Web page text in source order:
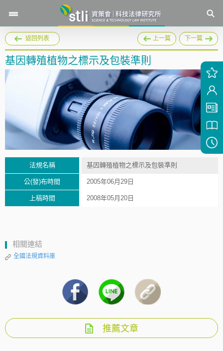
返回列表 上一篇 下一篇
基因轉殖植物之標示及包裝準則
法規名稱 基因轉殖植物之標示及包裝準則
公(發)布時間 2005年06月29日
上稿時間 2008年05月20日
相關連結
全國法規資料庫
推薦文章